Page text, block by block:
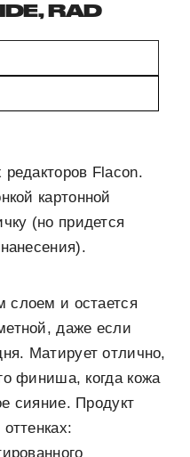
RAD
редакторов Flacon.
картонной
(но придется
слоем и остается
даже если
Матирует отлично,
финиша, когда кожа
сияние. Продукт